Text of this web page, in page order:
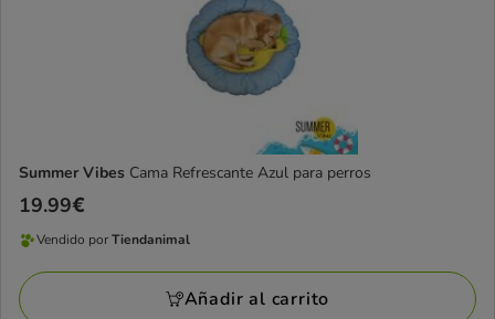
Summer Vibes Cama Refrescante Azul para perros
Precio
19.99€
19.99€
Vendido
por
Tiendanimal
Vendido porTiendanimal
Añadir al carrito